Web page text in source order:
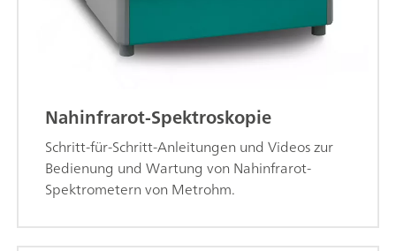
Nahinfrarot-Spektroskopie
Schritt-für-Schritt-Anleitungen und Videos zur
Bedienung und Wartung von Nahinfrarot-
Spektrometern von Metrohm.